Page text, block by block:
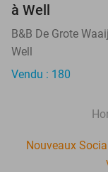
à Well
B&B De Grote Waaij
Well
Vendu : 180
Nouveaux